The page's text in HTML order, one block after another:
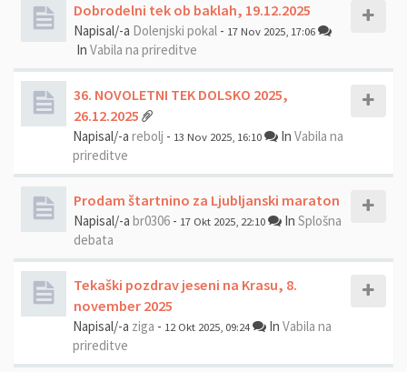
Dobrodelni tek ob baklah, 19.12.2025
Napisal/-a Dolenjski pokal - 17 Nov 2025, 17:06
In Vabila na prireditve
36. NOVOLETNI TEK DOLSKO 2025,
26.12.2025
Napisal/-a rebolj - 13 Nov 2025, 16:10 In Vabila na
prireditve
Prodam štartnino za Ljubljanski maraton
Napisal/-a br0306 - 17 Okt 2025, 22:10 In Splošna
debata
Tekaški pozdrav jeseni na Krasu, 8.
november 2025
Napisal/-a ziga - 12 Okt 2025, 09:24 In Vabila na
prireditve